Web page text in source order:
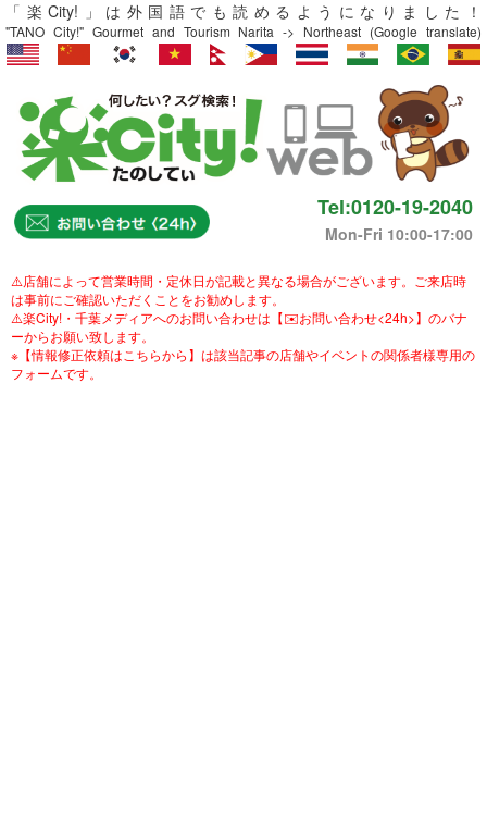
「楽City!」は外国語でも読めるようになりました！
"TANO City!" Gourmet and Tourism Narita -> Northeast (Google translate)
Tel:0120-19-2040
Mon-Fri 10:00-17:00
⚠️店舗によって営業時間・定休日が記載と異なる場合がございます。ご来店時
は事前にご確認いただくことをお勧めします。
⚠️楽City!・千葉メディアへのお問い合わせは【✉️お問い合わせ<24h>】のバナ
ーからお願い致します。
※【情報修正依頼はこちらから】は該当記事の店舗やイベントの関係者様専用の
フォームです。